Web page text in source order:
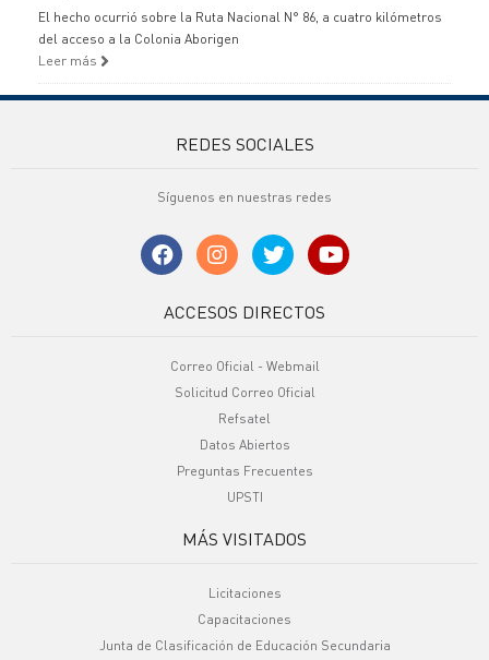
El hecho ocurrió sobre la Ruta Nacional N° 86, a cuatro kilómetros
del acceso a la Colonia Aborigen
Leer más
REDES SOCIALES
Síguenos en nuestras redes
ACCESOS DIRECTOS
Correo Oficial - Webmail
Solicitud Correo Oficial
Refsatel
Datos Abiertos
Preguntas Frecuentes
UPSTI
MÁS VISITADOS
Licitaciones
Capacitaciones
Junta de Clasificación de Educación Secundaria